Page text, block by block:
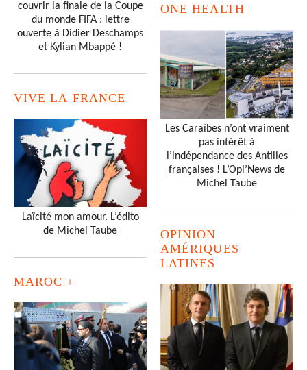
couvrir la finale de la Coupe
du monde FIFA : lettre
ouverte à Didier Deschamps
et Kylian Mbappé !
VIVE LA FRANCE
Laïcité mon amour. L’édito
de Michel Taube
MAROC +
ONE HEALTH
Les Caraïbes n’ont vraiment
pas intérêt à
l’indépendance des Antilles
françaises ! L’Opi’News de
Michel Taube
OPINION
AMÉRIQUES
LATINES